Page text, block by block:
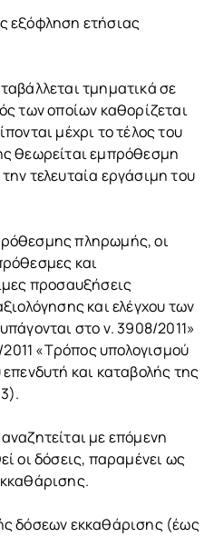
εξόφληση ετήσιας
τμηματικά σε
των οποίων καθορίζεται
μέχρι το τέλος του
θεωρείται εμπρόθεσμη
τελευταία εργάσιμη του
πληρωμής, οι
και
προσαυξήσεις
και ελέγχου των
στο ν. 3908/2011»
«Τρόπος υπολογισμού
και καταβολής της
με επόμενη
οι δόσεις, παραμένει ως
δόσεων εκκαθάρισης (έως